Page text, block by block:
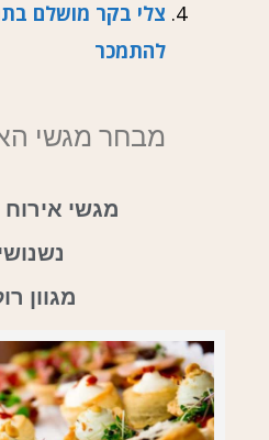
צלי בקר מושלם
להתמכר
מבחר מגשי
מגשי
מגוון